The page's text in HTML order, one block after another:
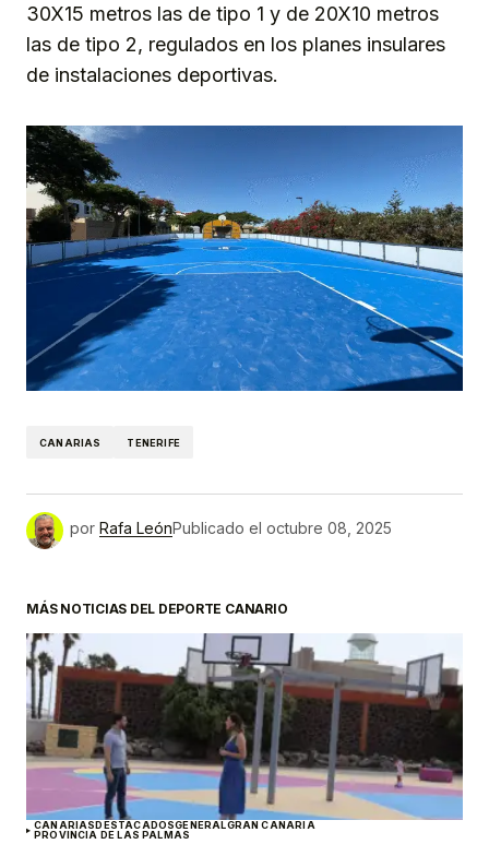
30X15 metros las de tipo 1 y de 20X10 metros
las de tipo 2, regulados en los planes insulares
de instalaciones deportivas.
CANARIAS TENERIFE
por Rafa LeónPublicado el octubre 08, 2025
MÁS NOTICIAS DEL DEPORTE CANARIO
CANARIASDESTACADOSGENERALGRAN CANARIA
PROVINCIA DE LAS PALMAS